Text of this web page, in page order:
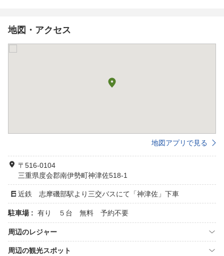
地図・アクセス
地図アプリで見る
〒516-0104
三重県度会郡南伊勢町神津佐518-1
近鉄 志摩磯部駅より三交バスにて「神津佐」下車
駐車場 : 有り ５台 無料 予約不要
周辺のレジャー
周辺の観光スポット